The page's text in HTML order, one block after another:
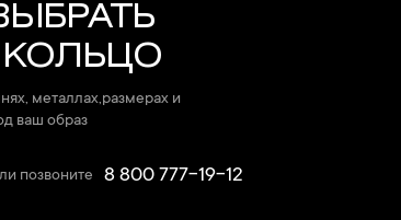
металлах,размерах и
ваш образ
позвоните 8 800 777-19-12